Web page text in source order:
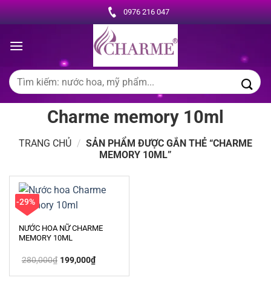
Chuyển
đến
dung
0976 216 047
Tìm
kiếm:
Charme memory 10ml
TRANG CHỦ / SẢN PHẨM ĐƯỢC GẮN THẺ “CHARME
MEMORY 10ML”
-29%
NƯỚC HOA NỮ CHARME
MEMORY 10ML
280,000₫ Giá
gốc
199,000₫Giá
hiện